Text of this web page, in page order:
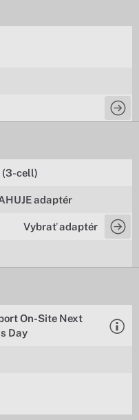
(3-cell)
adaptér
Vybrať adaptér
On-Site Next
Day